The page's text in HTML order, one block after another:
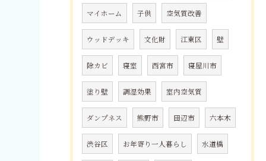
マイホーム 子供 空気質改善
ウッドデッキ 文化財 江東区 壁
除カビ 寝室 西宮市 寝屋川市
塗り壁 調湿効果 室内空気質
ダンプネス 熊野市 田辺市 六本木
渋谷区 お年寄り一人暮らし 水道橋